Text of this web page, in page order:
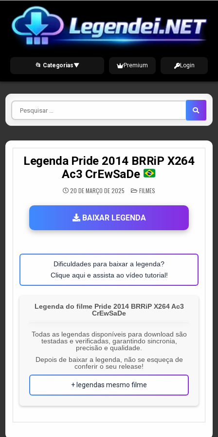
content
📂 Categorias▼ Premium Login
Pesquisar
por
Legenda Pride 2014 BRRiP X264
Ac3 CrEwSaDe
20 DE MARÇO DE 2025 POSTED
IN
FILMES
BAIXAR LEGENDA
Dificuldades para baixar a legenda?
Clique aqui e assista ao vídeo tutorial!
Legenda do filme Pride 2014 BRRiP X264 Ac3
CrEwSaDe
Todas as legendas disponíveis para download são
testadas e verificadas, garantindo sincronia,
precisão e qualidade.
Depois de baixar a legenda, não se esqueça de
conferir o seu release!
+ legendas mesmo filme